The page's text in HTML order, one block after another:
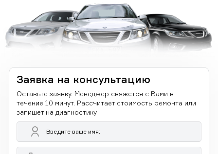
Заявка на консультацию
Оставьте заявку. Менеджер свяжется с Вами в
течение 10 минут. Рассчитает стоимость ремонта или
запишет на диагностику